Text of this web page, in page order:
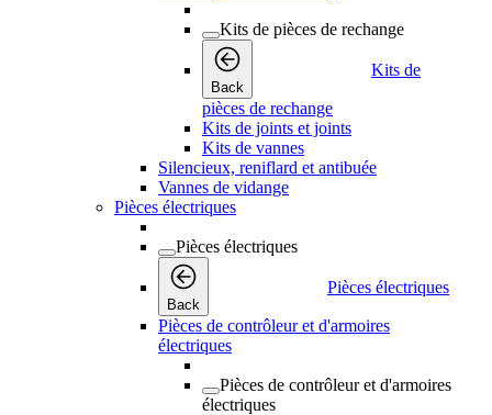
Kits de pièces de rechange
Back
Kits de
pièces de rechange
Kits de joints et joints
Kits de vannes
Silencieux, reniflard et antibuée
Vannes de vidange
Pièces électriques
Pièces électriques
Back
Pièces électriques
Pièces de contrôleur et d'armoires
électriques
Pièces de contrôleur et d'armoires
électriques